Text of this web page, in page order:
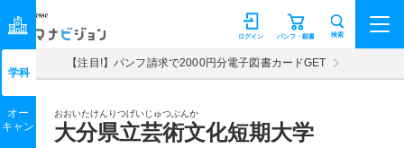
マナビジョン パンフ・願書
ログイン 検索
【注目!】パンフ請求で2000円分電子図書カードGET
おおいたけんりつげいじゅつぶんか
大分県立芸術文化短期大学
学科
オー
キャン